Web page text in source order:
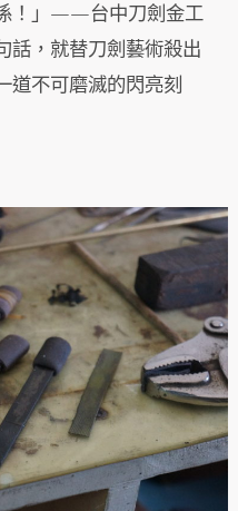
！」——台中刀劍金工
話，就替刀劍藝術殺出
道不可磨滅的閃亮刻